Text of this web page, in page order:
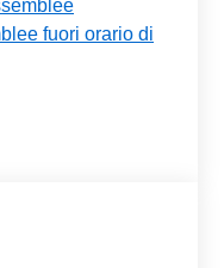
fuori orario di